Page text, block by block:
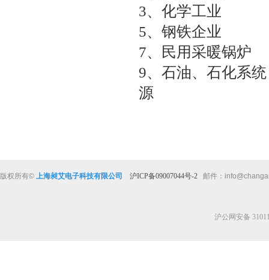
3、化学工业 4
5、钢铁企业 6
7、民用采暖锅
9、石油、石化系
源
版权所有© 上海昶艾电子科技有限公司 沪ICP备09007044号-2 邮件：
沪公网安备